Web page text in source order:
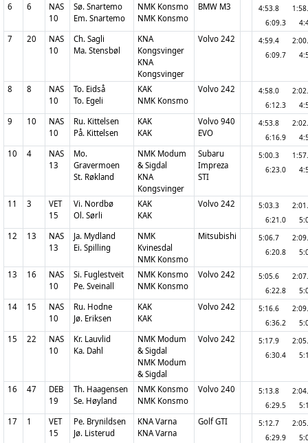
6 6
NAS
10
Sø. Snartemo
Em. Snartemo
NMK Konsmo
NMK Konsmo
BMW M3 4:53.8
6:09.3
7 20
NAS
10
Ch. Sagli
Ma. Stensbøl
KNA
Kongsvinger
KNA
Kongsvinger
Volvo 242 4:59.4
6:09.7
8 8
NAS
10
To. Eidså
To. Egeli
KAK
NMK Konsmo
Volvo 242 4:58.0
6:12.3
9 10
NAS
10
Ru. Kittelsen
På. Kittelsen
KAK
KAK
Volvo 940
EVO
4:53.8
6:16.9
10 4
NAS
13
Mo.
Gravermoen
St. Røkland
NMK Modum
& Sigdal
KNA
Kongsvinger
Subaru
Impreza
STI
5:00.3
6:23.0
11 3
VET
15
Vi. Nordbø
Ol. Sørli
KAK
KAK
Volvo 242 5:03.3
6:21.0
12 13
NAS
13
Ja. Mydland
Ei. Spilling
NMK
Kvinesdal
NMK Konsmo
Mitsubishi 5:06.7
6:20.8
13 16
NAS
10
Si. Fuglestveit
Pe. Sveinall
NMK Konsmo
NMK Konsmo
Volvo 242 5:05.6
6:22.8
14 15
NAS
10
Ru. Hodne
Jø. Eriksen
KAK
KAK
Volvo 242 5:16.6
6:36.2
15 22
NAS
10
Kr. Lauvlid
Ka. Dahl
NMK Modum
& Sigdal
NMK Modum
& Sigdal
Volvo 242 5:17.9
6:30.4
16 47
DEB
19
Th. Haagensen
Se. Høyland
NMK Konsmo
NMK Konsmo
Volvo 240 5:13.8
6:29.5
17 1
VET
15
Pe. Brynildsen
Jø. Listerud
KNA Varna
KNA Varna
Golf GTI 5:12.7
6:29.9